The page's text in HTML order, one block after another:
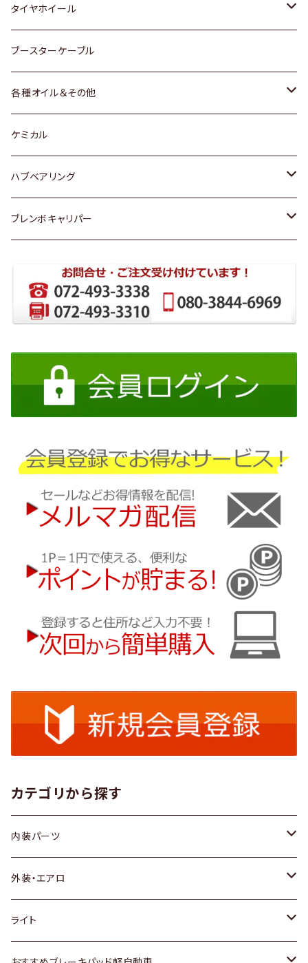
スバル
レクサス
三菱
スバル
ダイハツ
マツダ
三菱
スバル
ダイハツ
スバル
日産
ダイハツ
マツダ
日産
ダイハツ
マツダ
スバル
マツダ
タイヤホイール
トヨタ
ホンダ
スズキ
日産
ダイハツ
ブースターケーブル
各種オイル＆その他
ディーデル洗浄添加剤
ケミカル
ハブベアリング
トヨタ
スズキ
ダイハツ
三菱
ブレンボキャリパー
日産
スバル
カテゴリから探す
内装パーツ
トヨタ
ホンダ
外装・エアロ
トヨタ
ライト